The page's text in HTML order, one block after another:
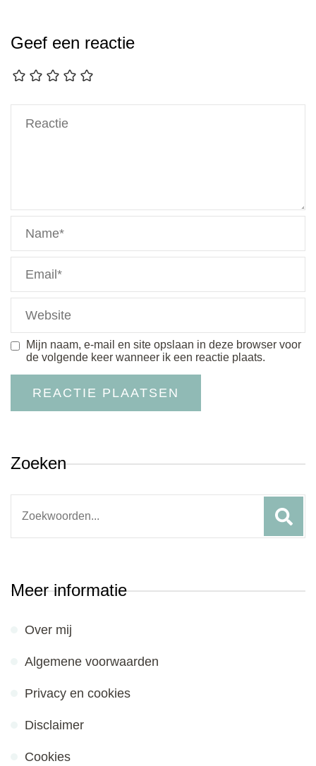
Geef een reactie
Mijn naam, e-mail en site opslaan in deze browser voor
de volgende keer wanneer ik een reactie plaats.
Zoeken
Meer informatie
Over mij
Algemene voorwaarden
Privacy en cookies
Disclaimer
Cookies